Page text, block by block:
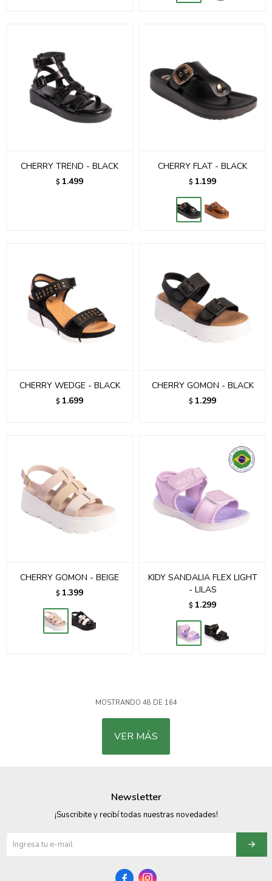
CHERRY TREND - BLACK
$ 1.499
CHERRY FLAT - BLACK
$ 1.199
CHERRY WEDGE - BLACK
$ 1.699
CHERRY GOMON - BLACK
$ 1.299
CHERRY GOMON - BEIGE
$ 1.399
KIDY SANDALIA FLEX LIGHT
- LILAS
$ 1.299
MOSTRANDO 48 DE 164
VER MÁS
Newsletter
¡Suscribite y recibí todas nuestras novedades!
 